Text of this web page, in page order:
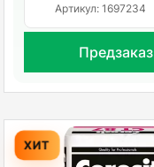
Артикул: 1697234
Предзаказ
ХИТ